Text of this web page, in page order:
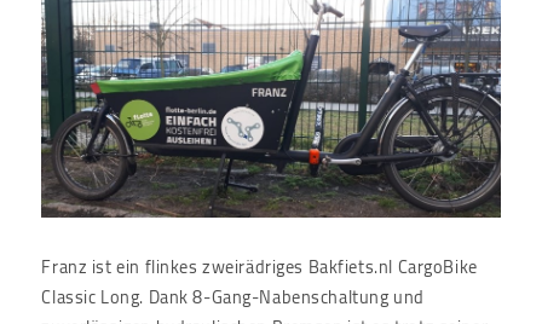
Franz ist ein flinkes zweirädriges Bakfiets.nl CargoBike
Classic Long. Dank 8-Gang-Nabenschaltung und